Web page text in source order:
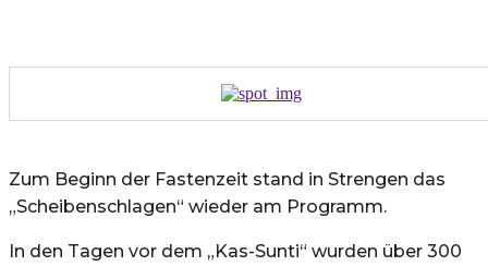
Zum Beginn der Fastenzeit stand in Strengen das
„Scheibenschlagen“ wieder am Programm.
In den Tagen vor dem „Kas-Sunti“ wurden über 300